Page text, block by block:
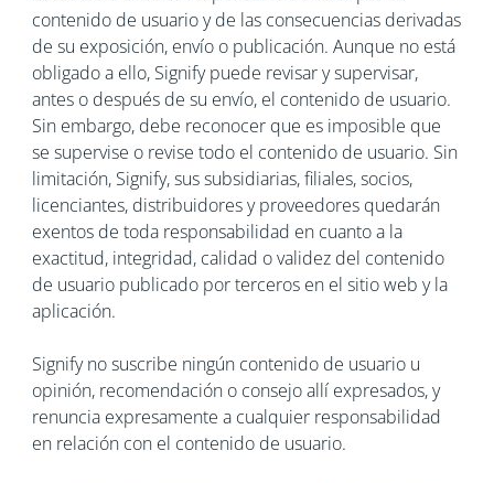
contenido de usuario y de las consecuencias derivadas
de su exposición, envío o publicación. Aunque no está
obligado a ello, Signify puede revisar y supervisar,
antes o después de su envío, el contenido de usuario.
Sin embargo, debe reconocer que es imposible que
se supervise o revise todo el contenido de usuario. Sin
limitación, Signify, sus subsidiarias, filiales, socios,
licenciantes, distribuidores y proveedores quedarán
exentos de toda responsabilidad en cuanto a la
exactitud, integridad, calidad o validez del contenido
de usuario publicado por terceros en el sitio web y la
aplicación.
Signify no suscribe ningún contenido de usuario u
opinión, recomendación o consejo allí expresados, y
renuncia expresamente a cualquier responsabilidad
en relación con el contenido de usuario.